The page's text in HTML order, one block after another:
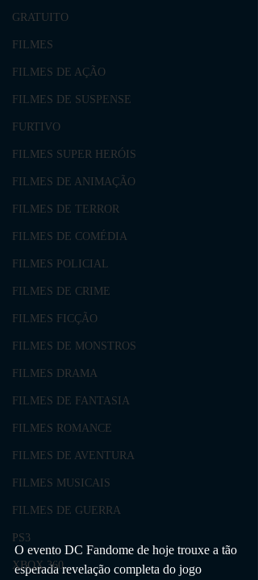
GRATUITO
FILMES
FILMES DE AÇÃO
FILMES DE SUSPENSE
FURTIVO
FILMES SUPER HERÓIS
FILMES DE ANIMAÇÃO
FILMES DE TERROR
FILMES DE COMÉDIA
FILMES POLICIAL
FILMES DE CRIME
FILMES FICÇÃO
FILMES DE MONSTROS
FILMES DRAMA
FILMES DE FANTASIA
FILMES ROMANCE
FILMES DE AVENTURA
FILMES MUSICAIS
FILMES DE GUERRA
PS3
XBOX 360
O evento DC Fandome de hoje trouxe a tão
esperada revelação completa do jogo